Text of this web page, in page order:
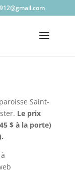
Saint-
Le prix
$ à la porte)